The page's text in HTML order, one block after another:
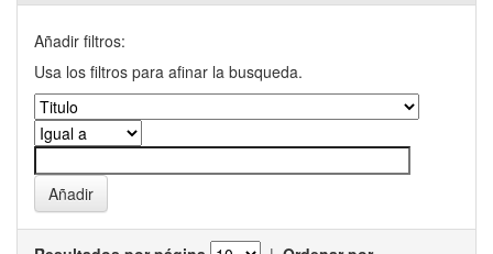
Añadir filtros:
Usa los filtros para afinar la busqueda.